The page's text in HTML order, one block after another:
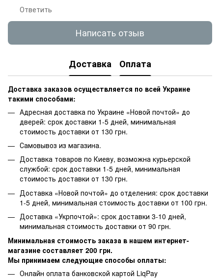
Ответить
Написать отзыв
Доставка Оплата
Доставка заказов осуществляется по всей Украине
такими способами:
Адресная доставка по Украине «Новой почтой» до
дверей: срок доставки 1-5 дней, минимальная
стоимость доставки от 130 грн.
Самовывоз из магазина.
Доставка товаров по Киеву, возможна курьерской
службой: срок доставки 1-5 дней, минимальная
стоимость доставки от 130 грн.
Доставка «Новой почтой» до отделения: срок доставки
1-5 дней, минимальная стоимость доставки от 100 грн.
Доставка «Укрпочтой»: срок доставки 3-10 дней,
минимальная стоимость доставки от 90 грн.
Минимальная стоимость заказа в нашем интернет-
магазине составляет 200 грн.
Мы принимаем следующие способы оплаты:
Онлайн оплата банковской картой LiqPay